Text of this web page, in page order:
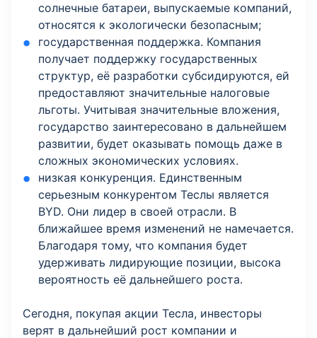
солнечные батареи, выпускаемые компаний,
относятся к экологически безопасным;
государственная поддержка. Компания
получает поддержку государственных
структур, её разработки субсидируются, ей
предоставляют значительные налоговые
льготы. Учитывая значительные вложения,
государство заинтересовано в дальнейшем
развитии, будет оказывать помощь даже в
сложных экономических условиях.
низкая конкуренция. Единственным
серьезным конкурентом Теслы является
BYD. Они лидер в своей отрасли. В
ближайшее время изменений не намечается.
Благодаря тому, что компания будет
удерживать лидирующие позиции, высока
вероятность её дальнейшего роста.
Сегодня, покупая акции Тесла, инвесторы
верят в дальнейший рост компании и